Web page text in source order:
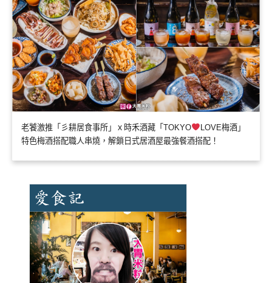
老饕激推「彡耕居食事所」ｘ時禾酒藏「TOKYO
LOVE梅酒」
特色梅酒搭配職人串燒，解鎖日式居酒屋最強餐酒搭配！